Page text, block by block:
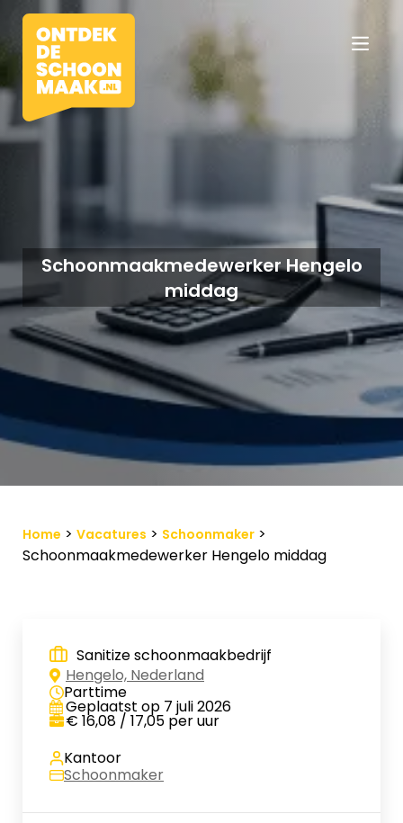
Schoonmaakmedewerker Hengelo
middag
Home > Vacatures > Schoonmaker >
Schoonmaakmedewerker Hengelo middag
Sanitize schoonmaakbedrijf
Hengelo, Nederland
Parttime
Geplaatst op 7 juli 2026
€ 16,08 / 17,05 per uur
Kantoor
Schoonmaker
Beroepen
Werkomgevingen
Opleidingen
Werkgevers
Vacature-alert
Bewaarde vacatures